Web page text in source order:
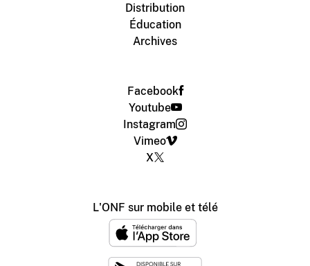
Distribution
Éducation
Archives
Facebook
Youtube
Instagram
Vimeo
X
L'ONF sur mobile et télé